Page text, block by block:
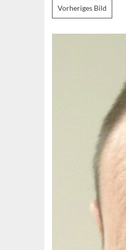
Vorheriges Bild